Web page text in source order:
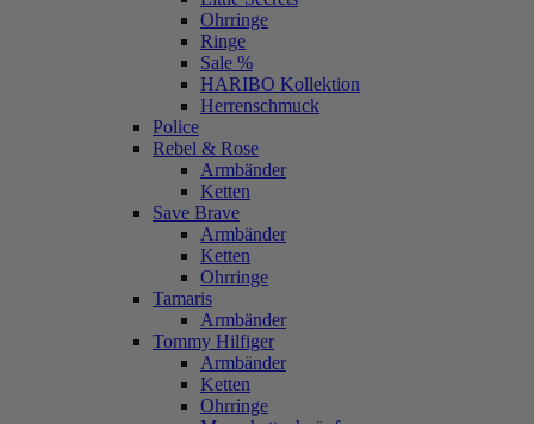
Ohrringe
Ringe
Sale %
HARIBO Kollektion
Herrenschmuck
Police
Rebel & Rose
Armbänder
Ketten
Save Brave
Armbänder
Ketten
Ohrringe
Tamaris
Armbänder
Tommy Hilfiger
Armbänder
Ketten
Ohrringe